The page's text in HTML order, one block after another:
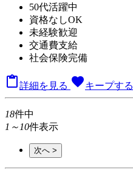
50代活躍中
資格なしOK
未経験歓迎
交通費支給
社会保険完備
詳細を見る favoriteキープする
18件中
1～10件表示
次へ >